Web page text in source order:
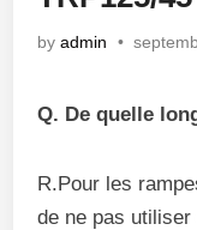
byadmin •
Q. De quelle
R.Pour les
de ne pas